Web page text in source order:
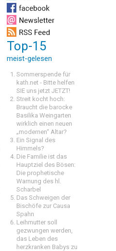
Top-15
meist-gelesen
Sommerspende für
kath.net - Bitte helfen
SIE uns jetzt JETZT!
Streit kocht hoch:
Braucht die barocke
Basilika Weingarten
wirklich einen neuen
„modernen“ Altar?
Ein Signal des
Himmels?
Die Familie ist das
Hauptziel des Bösen:
Die prophetische
Warnung des hl.
Scharbel
Das Schweigen der
Bischöfe zur Causa
Spahn
Leihmutter soll
gezwungen werden,
das Leben des
herzkranken Babys zu